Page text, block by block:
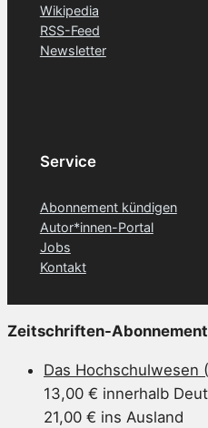
Wikipedia
RSS-Feed
Newsletter
Service
Abonnement kündigen
Autor*innen-Portal
Jobs
Kontakt
Zeitschriften-
Das Hochschulwesen
13,00 € innerhalb
21,00 € ins Ausland